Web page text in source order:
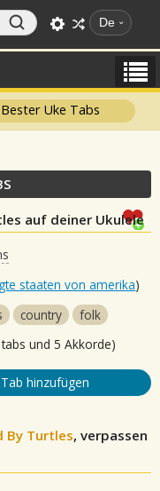
De
Bester Uke Tabs
auf deiner Ukulele
staaten von amerika)
country
folk
und 5 Akkorde)
Tab hinzufügen
By Turtles, verpassen